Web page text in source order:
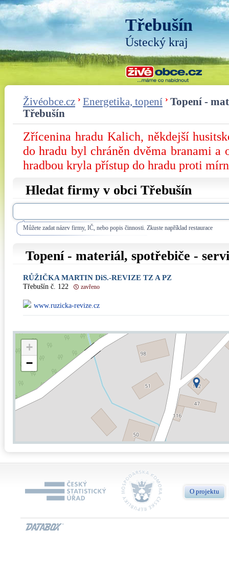
Třebušín
Ústecký kraj
Živéobce.cz Energetika, topení
Topení -
Třebušín
Zřícenina hradu Kalich, někdejší
do hradu byl chráněn dvěma branami a
hradbou kryla přístup do hradu proti
Hledat firmy v obci Třebušín
Můžete zadat název firmy, IČ, nebo popis činnosti. Zkuste například restaurace
Topení - materiál, spotřebiče -
RŮŽIČKA MARTIN DiS.-REVIZE TZ A PZ
Třebušín č. 122 zavřeno
www.ruzicka-revize.cz
+
−
O projektu